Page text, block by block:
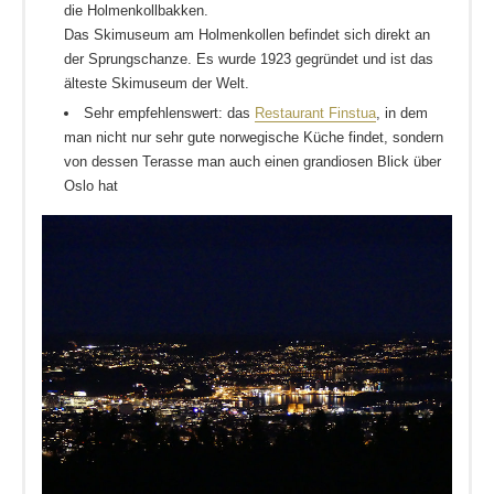
die Holmenkollbakken.
Das Skimuseum am Holmenkollen befindet sich direkt an
der Sprungschanze. Es wurde 1923 gegründet und ist das
älteste Skimuseum der Welt.
Sehr empfehlenswert: das Restaurant Finstua, in dem
man nicht nur sehr gute norwegische Küche findet, sondern
von dessen Terasse man auch einen grandiosen Blick über
Oslo hat